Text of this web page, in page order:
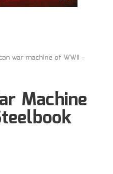
war machine of WWII –
Machine